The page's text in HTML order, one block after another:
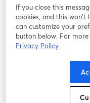
ミナ
ー
Instagram
新しいタ
新しいタブで開
If you close this
cookies, and this won’t
can customize your
button below. For
Privacy Policy